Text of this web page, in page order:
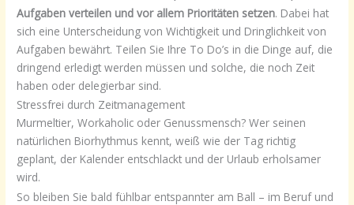
Aufgaben verteilen und vor allem Prioritäten setzen. Dabei hat
sich eine Unterscheidung von Wichtigkeit und Dringlichkeit von
Aufgaben bewährt. Teilen Sie Ihre To Do’s in die Dinge auf, die
dringend erledigt werden müssen und solche, die noch Zeit
haben oder delegierbar sind.
Stressfrei durch Zeitmanagement
Murmeltier, Workaholic oder Genussmensch? Wer seinen
natürlichen Biorhythmus kennt, weiß wie der Tag richtig
geplant, der Kalender entschlackt und der Urlaub erholsamer
wird.
So bleiben Sie bald fühlbar entspannter am Ball – im Beruf und